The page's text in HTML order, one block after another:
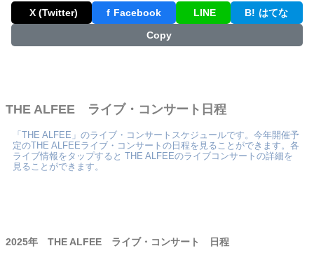
X (Twitter) f Facebook LINE B! はてな
Copy
THE ALFEE ライブ・コンサート日程
「THE ALFEE」のライブ・コンサートスケジュールです。今年開催予
定のTHE ALFEEライブ・コンサートの日程を見ることができます。各
ライブ情報をタップすると THE ALFEEのライブコンサートの詳細を
見ることができます。
2025年 THE ALFEE ライブ・コンサート 日程